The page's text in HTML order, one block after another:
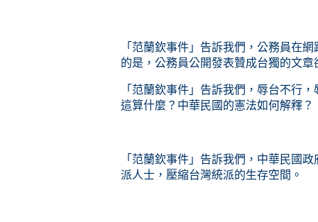
「范蘭欽事件」告訴我們，公務員在
的是，公務員公開發表贊成台獨的文
「范蘭欽事件」告訴我們，辱台不行
這算什麼？中華民國的憲法如何解釋？
「范蘭欽事件」告訴我們，中華民國
派人士，壓縮台灣統派的生存空間。